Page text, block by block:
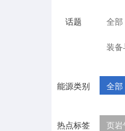
话题 全部
装备
能源类别 全部
热点标签 页岩